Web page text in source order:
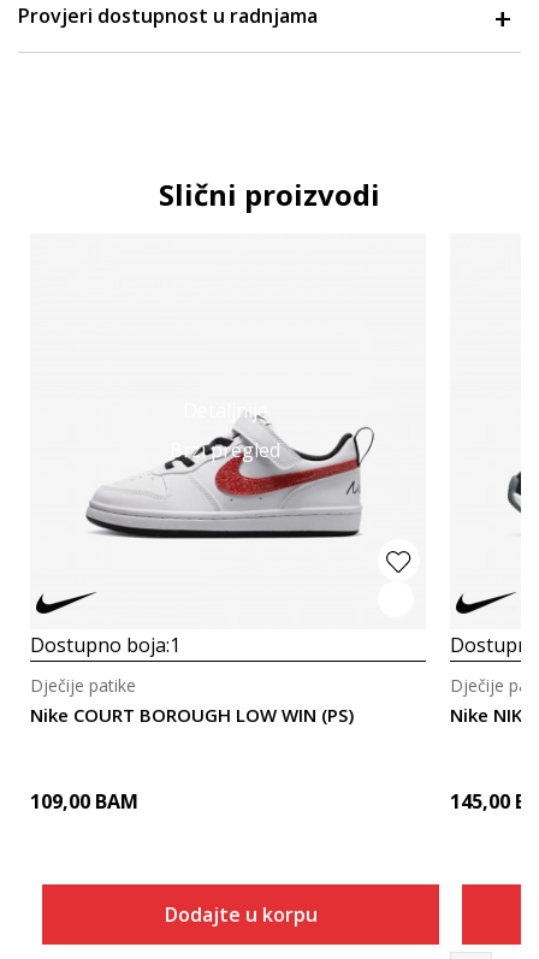
Provjeri dostupnost u radnjama
Slični proizvodi
Detaljnije
Brzi pregled
Dostupno boja:1
Nike COURT BOROUGH LOW WIN (PS)
Dječije patike
109,00 BAM
Dodajte u korpu
Nike NIKE
Dječije
145,00